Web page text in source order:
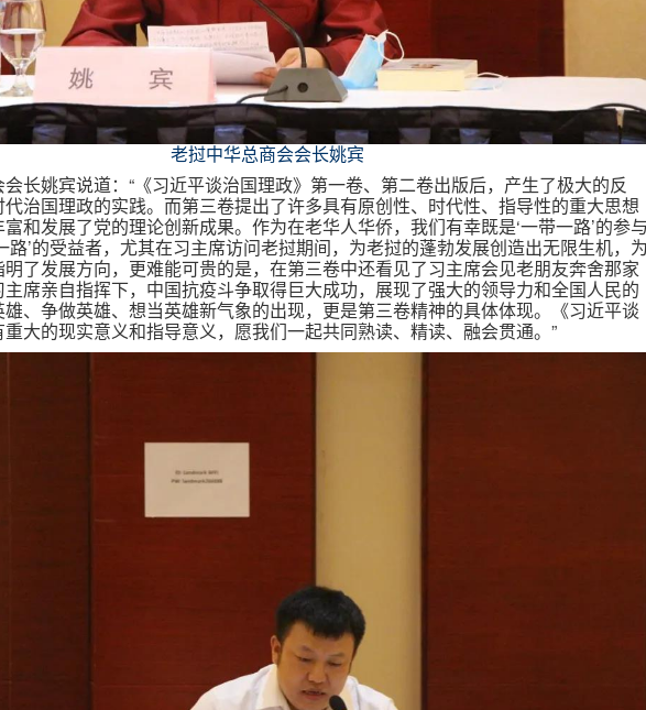
老挝中华总商会会长姚宾
长姚宾说道：“《习近平谈治国理政》第一卷、第二卷出版后，产生了极大的反
治国理政的实践。而第三卷提出了许多具有原创性、时代性、指导性的重大思想
和发展了党的理论创新成果。作为在老华人华侨，我们有幸既是‘一带一路’的参
路’的受益者，尤其在习主席访问老挝期间，为老挝的蓬勃发展创造出无限生机，
了发展方向，更难能可贵的是，在第三卷中还看见了习主席会见老朋友奔舍那家
席亲自指挥下，中国抗疫斗争取得巨大成功，展现了强大的领导力和全国人民的
、争做英雄、想当英雄新气象的出现，更是第三卷精神的具体体现。《习近平谈
大的现实意义和指导意义，愿我们一起共同熟读、精读、融会贯通。”